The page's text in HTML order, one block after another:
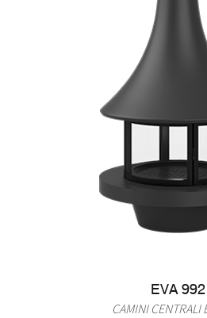
EVA 992
CAMINI CENTRALI